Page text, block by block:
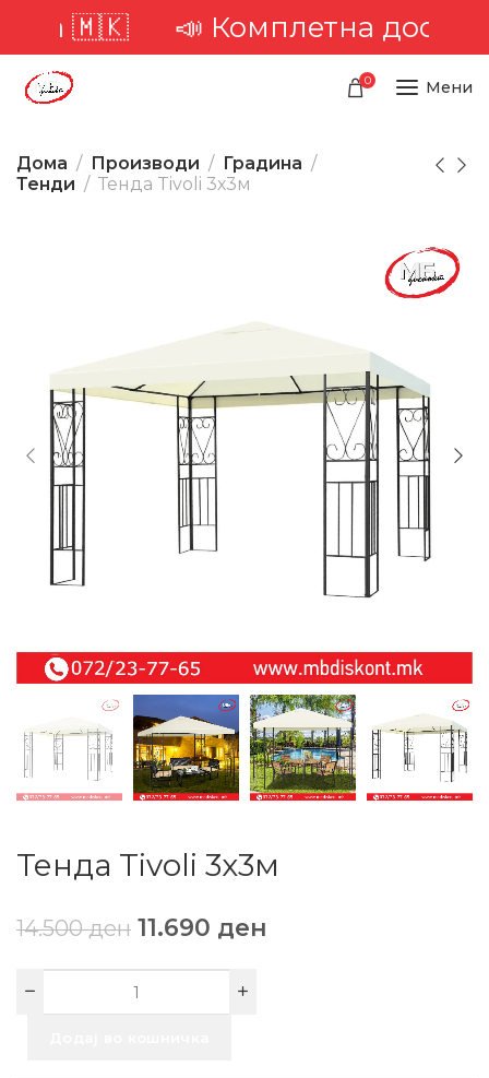
🇲🇰 📣 Комплетна
0 Мени
Дома Производи
Градина
Тенди
Тенда Tivoli 3х3м
Тенда Tivoli 3х3м
14.500ден 11.690 ден